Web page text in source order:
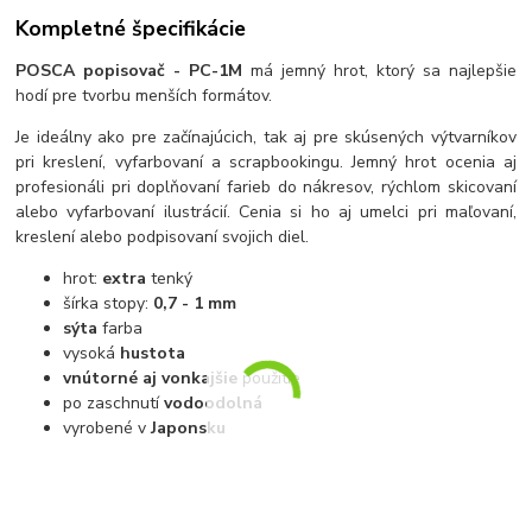
Kompletné špecifikácie
POSCA popisovač - PC-1M má jemný hrot, ktorý sa najlepšie
hodí pre tvorbu menších formátov.
Je ideálny ako pre začínajúcich, tak aj pre skúsených výtvarníkov
pri kreslení, vyfarbovaní a scrapbookingu. Jemný hrot ocenia aj
profesionáli pri doplňovaní farieb do nákresov, rýchlom skicovaní
alebo vyfarbovaní ilustrácií. Cenia si ho aj umelci pri maľovaní,
kreslení alebo podpisovaní svojich diel.
hrot: extratenký
šírka stopy: 0,7 - 1 mm
sýtafarba
vysoká hustota
vnútorné aj vonkajšie použitie
po zaschnutívodoodolná
vyrobené vJaponsku